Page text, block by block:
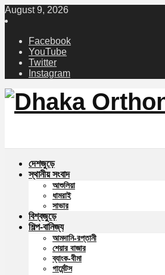
August 9, 2026
Facebook
YouTube
Twitter
Instagram
দেশজুড়ে
স্থানীয় সংবাদ
আশুলিয়া
ধামরাই
সাভার
বিশ্বজুড়ে
শিল্প-বানিজ্য
আমদানি-রপ্তানী
শেয়ার বাজার
ব্যাংক-বীমা
গার্মেন্টস